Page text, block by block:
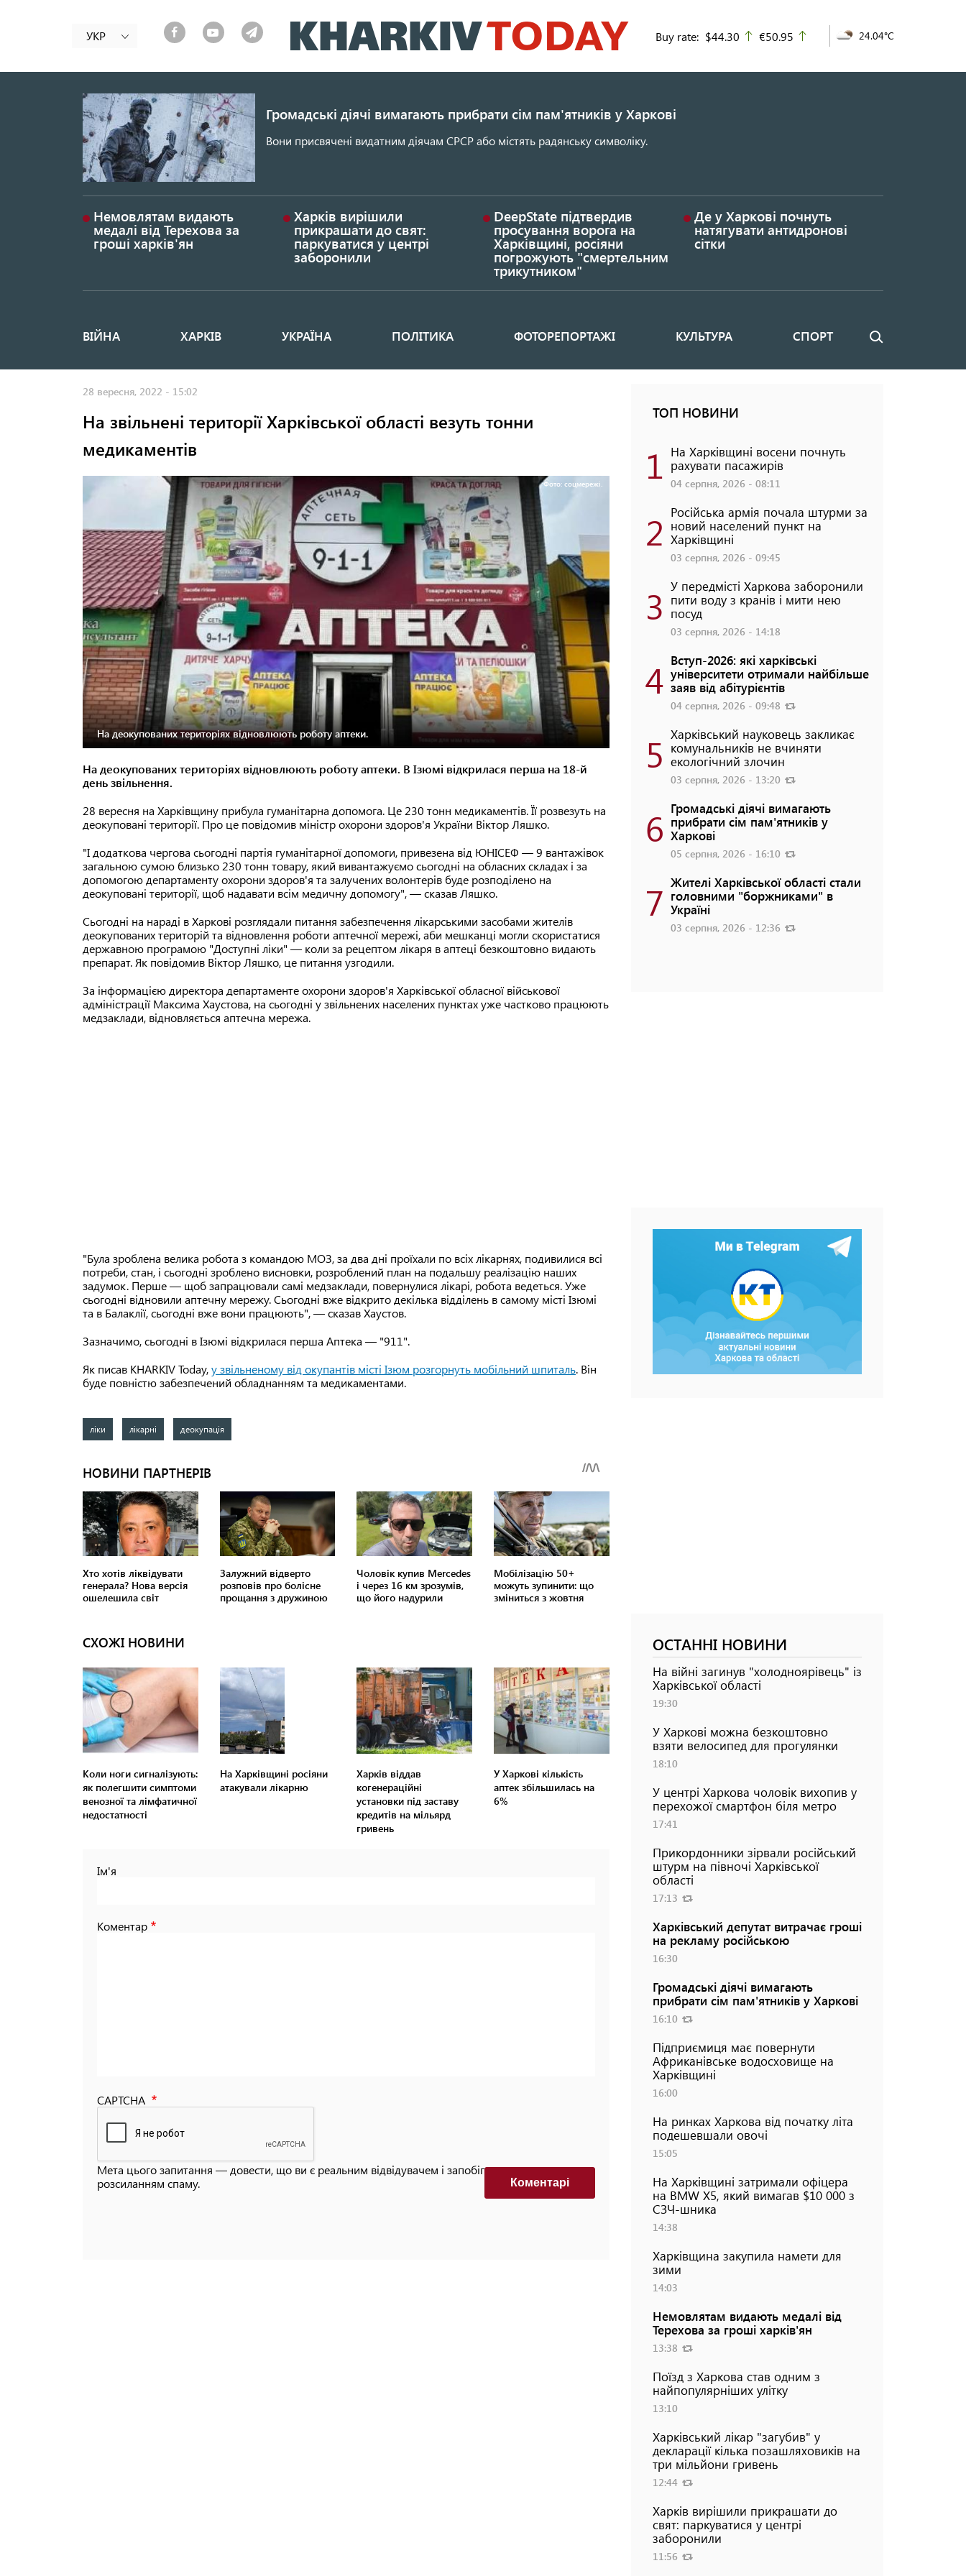
до
основного
УКР Buy rate: $44.30 up
€50.95 24.04°C
Громадські діячі вимагають прибрати сім пам'ятників у Харкові
Вони присвячені видатним діячам СРСР або містять радянську символіку.
Немовлятам видають
медалі від Терехова за
гроші харків'ян
Харків вирішили
прикрашати до свят:
паркуватися у центрі
заборонили
DeepState підтвердив
просування ворога на
Харківщині, росіяни
погрожують "смертельним
трикутником"
Де у Харкові почнуть
натягувати антидронові
сітки
Основная
ВІЙНА ХАРКІВ УКРАЇНА ПОЛІТИКА ФОТОРЕПОРТАЖІ КУЛЬТУРА СПОРТ Пошук
28 вересня, 2022 - 15:02
На звільнені території Харківської області везуть тонни
медикаментів
Фото: соцмережі.
На деокупованих територіях відновлюють роботу аптеки.
На деокупованих територіях відновлюють роботу аптеки. В Ізюмі відкрилася перша на 18-й
день звільнення.
28 вересня на Харківщину прибула гуманітарна допомога. Це 230 тонн медикаментів. Її розвезуть на
деокуповані території. Про це повідомив міністр охорони здоров'я України Віктор Ляшко.
"І додаткова чергова сьогодні партія гуманітарної допомоги, привезена від ЮНІСЕФ — 9 вантажівок
загальною сумою близько 230 тонн товару, який вивантажуємо сьогодні на обласних складах і за
допомогою департаменту охорони здоров'я та залучених волонтерів буде розподілено на
деокуповані території, щоб надавати всім медичну допомогу", — сказав Ляшко.
Сьогодні на нараді в Харкові розглядали питання забезпечення лікарськими засобами жителів
деокупованих територій та відновлення роботи аптечної мережі, аби мешканці могли скористатися
державною програмою "Доступні ліки" — коли за рецептом лікаря в аптеці безкоштовно видають
препарат. Як повідомив Віктор Ляшко, це питання узгодили.
За інформацією директора департаменте охорони здоров'я Харківської обласної військової
адміністрації Максима Хаустова, на сьогодні у звільнених населених пунктах уже частково працюють
медзаклади, відновляється аптечна мережа.
"Була зроблена велика робота з командою МОЗ, за два дні проїхали по всіх лікарнях, подивилися всі
потреби, стан, і сьогодні зроблено висновки, розроблений план на подальшу реалізацію наших
задумок. Перше — щоб запрацювали самі медзаклади, повернулися лікарі, робота ведеться. Уже
сьогодні відновили аптечну мережу. Сьогодні вже відкрито декілька відділень в самому місті Ізюмі
та в Балаклії, сьогодні вже вони працюють", — сказав Хаустов.
Зазначимо, сьогодні в Ізюмі відкрилася перша Аптека — "911".
Як писав KHARKIV Today,у звільненому від окупантів місті Ізюм розгорнуть мобільний шпиталь. Він
буде повністю забезпечений обладнанням та медикаментами.
ліки лікарні деокупація
СХОЖІ НОВИНИ
Коли ноги сигналізують:
як полегшити симптоми
венозної та лімфатичної
недостатності
На Харківщині росіяни
атакували лікарню
Харків віддав
когенераційні
установки під заставу
кредитів на мільярд
гривень
У Харкові кількість
аптек збільшилась на
6%
Ім'я
Коментар
CAPTCHA
Мета цього запитання — довести, що ви є реальним відвідувачем і запобігти автоматизованим
розсиланням спаму.
Коментарi
ТОП НОВИНИ
1 На Харківщині восени почнуть
рахувати пасажирів
04 серпня, 2026 - 08:11
2 Російська армія почала штурми за
новий населений пункт на
Харківщині
03 серпня, 2026 - 09:45
3 У передмісті Харкова заборонили
пити воду з кранів і мити нею
посуд
03 серпня, 2026 - 14:18
4 Вступ-2026: які харківські
університети отримали найбільше
заяв від абітурієнтів
04 серпня, 2026 - 09:48
5 Харківський науковець закликає
комунальників не вчиняти
екологічний злочин
03 серпня, 2026 - 13:20
6 Громадські діячі вимагають
прибрати сім пам'ятників у
Харкові
05 серпня, 2026 - 16:10
7 Жителі Харківської області стали
головними "боржниками" в
Україні
03 серпня, 2026 - 12:36
ОСТАННІ НОВИНИ
На війні загинув "холодноярівець" із
Харківської області
19:30
У Харкові можна безкоштовно
взяти велосипед для прогулянки
18:10
У центрі Харкова чоловік вихопив у
перехожої смартфон біля метро
17:41
Прикордонники зірвали російський
штурм на півночі Харківської
області
17:13
Харківський депутат витрачає гроші
на рекламу російською
16:30
Громадські діячі вимагають
прибрати сім пам'ятників у Харкові
16:10
Підприємиця має повернути
Африканівське водосховище на
Харківщині
16:00
На ринках Харкова від початку літа
подешевшали овочі
15:05
На Харківщині затримали офіцера
на BMW Х5, який вимагав $10 000 з
СЗЧ-шника
14:38
Харківщина закупила намети для
зими
14:03
Немовлятам видають медалі від
Терехова за гроші харків'ян
13:38
Поїзд з Харкова став одним з
найпопулярніших улітку
13:10
Харківський лікар "загубив" у
декларації кілька позашляховиків на
три мільйони гривень
12:44
Харків вирішили прикрашати до
свят: паркуватися у центрі
заборонили
11:56